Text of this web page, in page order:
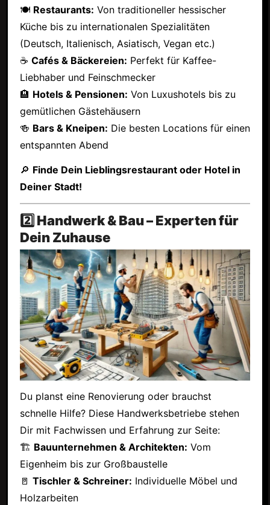
🍽 Restaurants: Von traditioneller hessischer
Küche bis zu internationalen Spezialitäten
(Deutsch, Italienisch, Asiatisch, Vegan etc.)
☕ Cafés & Bäckereien: Perfekt für Kaffee-
Liebhaber und Feinschmecker
🏨 Hotels & Pensionen: Von Luxushotels bis zu
gemütlichen Gästehäusern
🍻 Bars & Kneipen: Die besten Locations für einen
entspannten Abend
🔎 Finde Dein Lieblingsrestaurant oder Hotel in
Deiner Stadt!
2️⃣ Handwerk & Bau – Experten für
Dein Zuhause
Du planst eine Renovierung oder brauchst
schnelle Hilfe? Diese Handwerksbetriebe stehen
Dir mit Fachwissen und Erfahrung zur Seite:
🏗 Bauunternehmen & Architekten: Vom
Eigenheim bis zur Großbaustelle
🚪 Tischler & Schreiner: Individuelle Möbel und
Holzarbeiten